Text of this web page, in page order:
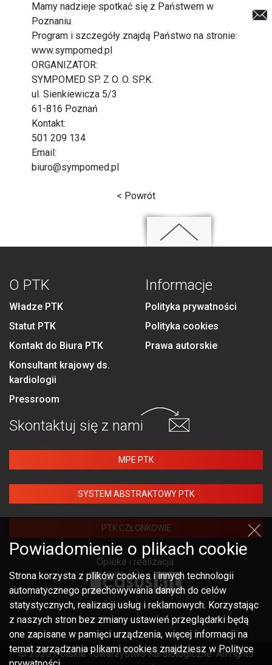
Mamy nadzieje spotkać się z Państwem w
Poznaniu.
Program i szczegóły znajdą Państwo na stronie:
www.sympomed.pl
ORGANIZATOR:
SYMPOMED SP. Z O. O. SP.K.
ul. Sienkiewicza 5/3
61-816 Poznań
Kontakt:
501 209 134
Email:
biuro@sympomed.pl
< Powrót
O PTK
Władze PTK
Statut PTK
Kontakt do Biura PTK
Konsultant krajowy ds.
kardiologii
Pressroom
Informacje
Polityka prywatności
Polityka cookies
Prawa autorskie
Skontaktuj się z nami
MPE PTK
SYSTEM ABSTRAKTOWY PTK
PTK CZŁONKOWIE
Opieka i realizacja:
© 2020 Polskie Towarzystwo Kardiologiczne. All rights
Powiadomienie o plikach cookie
Strona korzysta z plików cookies i innych technologii
automatycznego przechowywania danych do celów
statystycznych, realizacji usług i reklamowych. Korzystając
z naszych stron bez zmiany ustawień przeglądarki będą
one zapisane w pamięci urządzenia, więcej informacji na
temat zarządzania plikami cookies znajdziesz w Polityce